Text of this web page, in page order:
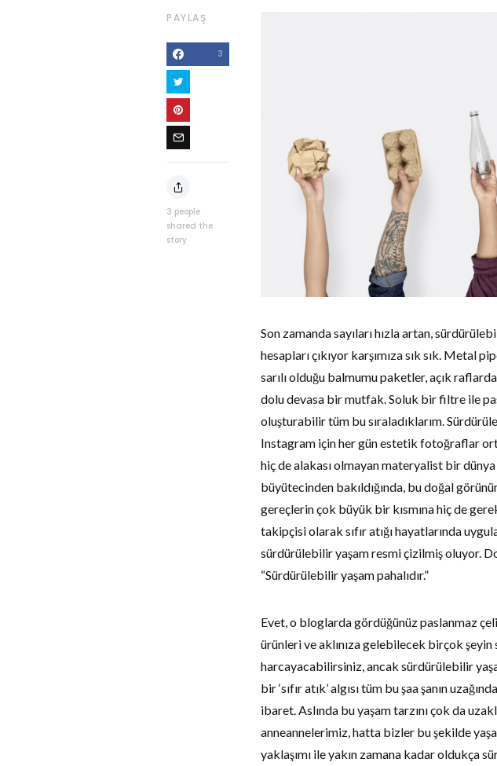
PAYLAŞ
3 people
shared the
story
3
Son zamanda sayıları hızla artan,
hesapları çıkıyor karşımıza sık sık. Metal
sarılı olduğu balmumu paketler, açık
dolu devasa bir mutfak. Soluk bir filtre ile
oluşturabilir tüm bu sıraladıklarım.
Instagram için her gün estetik fotoğraflar
hiç de alakası olmayan materyalist bir
büyütecinden bakıldığında, bu doğal
gereçlerin çok büyük bir kısmına hiç de
takipçisi olarak sıfır atığı hayatlarında
sürdürülebilir yaşam resmi çizilmiş oluyor.
“Sürdürülebilir yaşam pahalıdır.”
Evet, o bloglarda gördüğünüz paslanmaz
ürünleri ve aklınıza gelebilecek birçok
harcayacabilirsiniz, ancak sürdürülebilir
bir ‘sıfır atık’ algısı tüm bu şaa şanın
ibaret. Aslında bu yaşam tarzını çok da
anneannelerimiz, hatta bizler bu şekilde
yaklaşımı ile yakın zamana kadar oldukça